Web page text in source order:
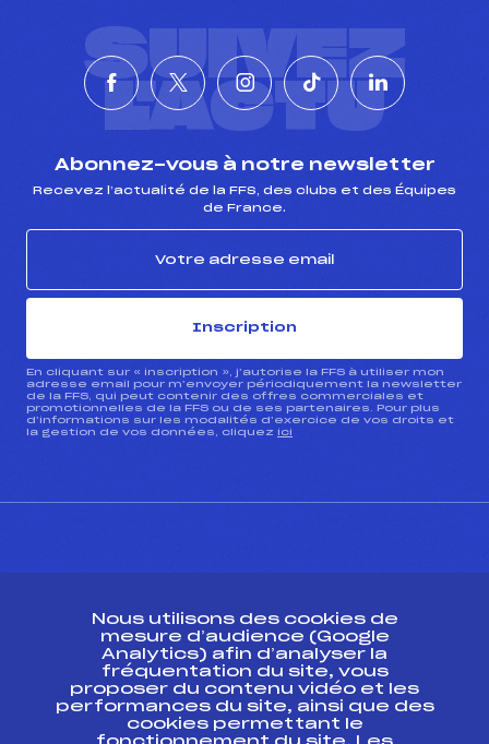
SUIVEZ
L'ACTU
Abonnez-vous à notre newsletter
Recevez l’actualité de la FFS, des clubs et des Équipes
de France.
Inscription
En cliquant sur « inscription », j’autorise la FFS à utiliser mon
adresse email pour m’envoyer périodiquement la newsletter
de la FFS, qui peut contenir des offres commerciales et
promotionnelles de la FFS ou de ses partenaires. Pour plus
d’informations sur les modalités d’exercice de vos droits et
la gestion de vos données, cliquez ici
ESPACE PRESSE
Ressources
Pass’Neige
Projet sportif fédéral
Nous utilisons des cookies de
mesure d’audience (Google
Analytics) afin d’analyser la
fréquentation du site, vous
proposer du contenu vidéo et les
performances du site, ainsi que des
cookies permettant le